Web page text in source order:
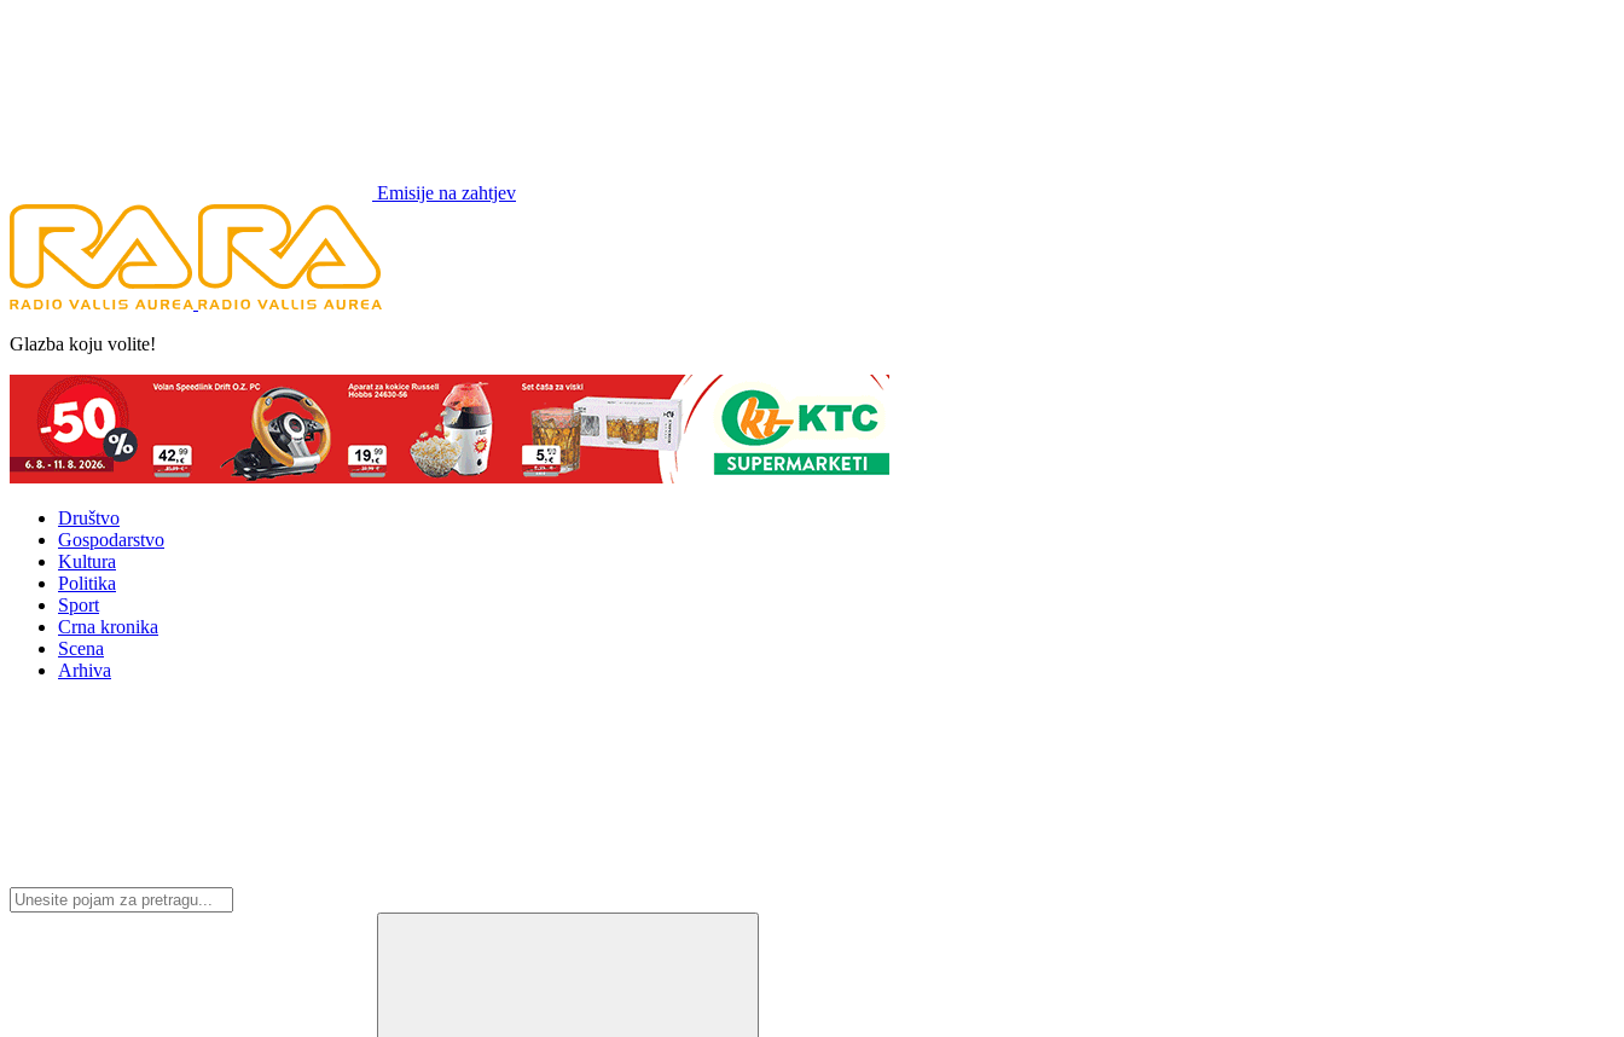
Emisije na zahtjev
Glazba koju volite!
Društvo
Gospodarstvo
Kultura
Politika
Sport
Crna kronika
Scena
Arhiva